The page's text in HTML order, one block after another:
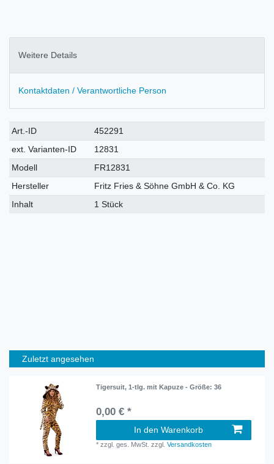
Weitere Details
Kontaktdaten / Verantwortliche Person
Technisches
Merkmal
Wert
Art.-ID
452291
ext. Varianten-ID
12831
Modell
FR12831
Hersteller
Fritz Fries & Söhne GmbH & Co. KG
Inhalt
1 Stück
Zuletzt angesehen
Tigersuit, 1-tlg. mit Kapuze - Größe: 36
0,00 € *
In den Warenkorb
*zzgl. ges. MwSt. zzgl.Versandkosten